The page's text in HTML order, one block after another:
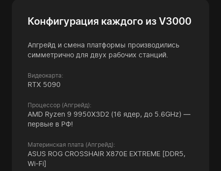
Конфигурация каждого из V3000
Апгрейд и смена платформы производились
симметрично для двух рабочих станций.
Видеокарта:
RTX 5090
Процессор (Апгрейд):
AMD Ryzen 9 9950X3D2 (16 ядер, до 5.6GHz) —
первые в РФ!
Материнская плата (Апгрейд):
ASUS ROG CROSSHAIR X870E EXTREME [DDR5,
Wi-Fi]